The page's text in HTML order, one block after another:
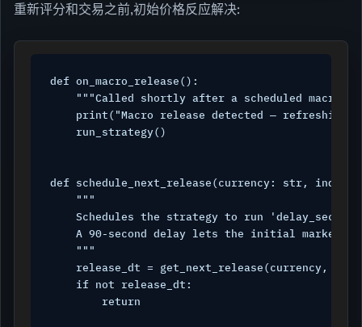
重新评分和交易之前,初始价格反应解决:
def on_macro_release():
"""Called shortly after a scheduled macro
print("Macro release detected — refreshing
    run_strategy()
def schedule_next_release(currency: str,
    """
Schedules the strategy to run
A 90-second delay lets the initial market
    """
release_dt = get_next_release(currency,
    if not release_dt:
        return